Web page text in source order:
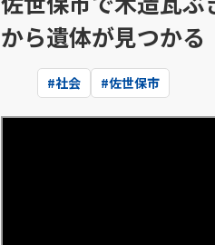
から遺体が見つかる
#社会 #佐世保市